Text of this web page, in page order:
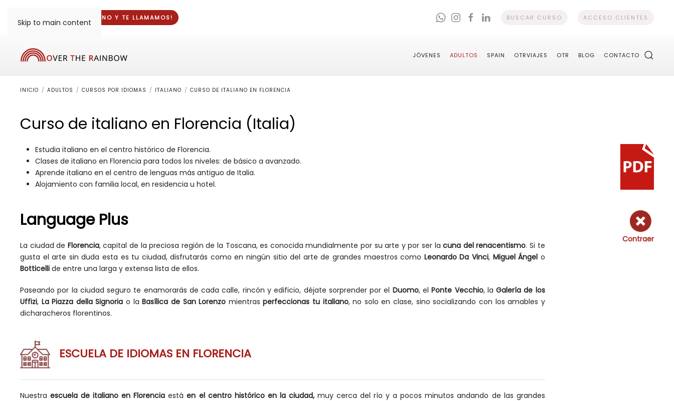
Skip to main content
¡DINOS TU TELÉFONO Y TE LLAMAMOS! BUSCAR CURSO ACCESO CLIENTES
JÓVENES ADULTOS SPAIN OTRVIAJES OTR BLOG CONTACTO
INICIO ADULTOS CURSOS POR IDIOMAS ITALIANO CURSO DE ITALIANO EN FLORENCIA
Curso de italiano en Florencia (Italia)
Estudia italiano en el centro histórico de Florencia.
Clases de italiano en Florencia para todos los niveles: de básico a avanzado.
Aprende italiano en el centro de lenguas más antiguo de Italia.
Alojamiento con familia local, en residencia u hotel.
Language Plus
La ciudad de Florencia, capital de la preciosa región de la Toscana, es conocida mundialmente por su arte y por ser lacuna del renacentismo. Si te
gusta el arte sin duda esta es tu ciudad, disfrutarás como en ningún sitio del arte de grandes maestros como Leonardo Da Vinci, Miguel Ángel o
Botticelli de entre una larga y extensa lista de ellos.
Paseando por la ciudad seguro te enamorarás de cada calle, rincón y edificio, déjate sorprender por el Duomo, elPonte Vecchio, laGalería de los
Uffizi, La Piazza della Signoria o laBasílica de San Lorenzo mientrasperfeccionas tu italiano, no solo en clase, sino socializando con los amables y
dicharacheros florentinos.
ESCUELA DE IDIOMAS EN FLORENCIA
Nuestraescuela de italiano en Florencia estáen el centro histórico en la ciudad,muy cerca del río y a pocos minutos andando de las grandes
Contraer